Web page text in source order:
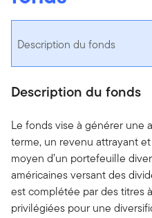
Description du fonds
Description du fonds
Le fonds vise à générer une
terme, un revenu attrayant
moyen d’un portefeuille
américaines versant des
est complétée par des titres
privilégiées pour une